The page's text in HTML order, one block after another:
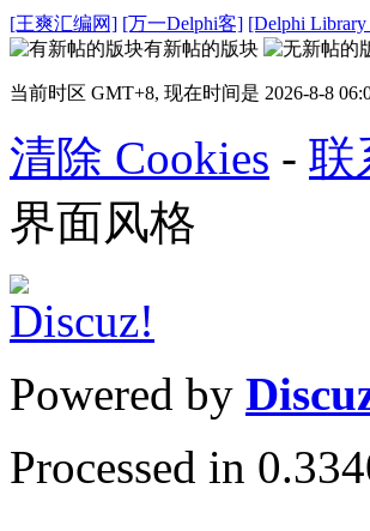
[王爽汇编网] [万一Delphi客] [Delphi
有新帖的版块
当前时区 GMT+8, 现在时间是 2026-8-8
清除 Cookies - 联
界面风格
Powered by
Processed in